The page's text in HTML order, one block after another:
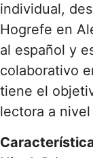
individual,
Hogrefe en
al español y
colaborativo
tiene el
lectora a